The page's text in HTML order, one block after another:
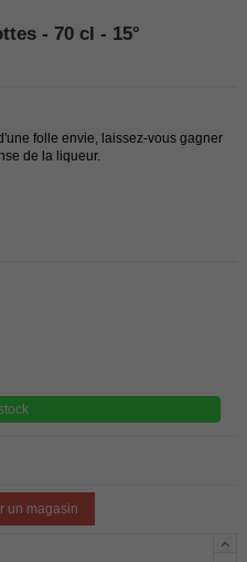
- 70 cl - 15°
folle envie, laissez-vous gagner
de la liqueur.
un magasin